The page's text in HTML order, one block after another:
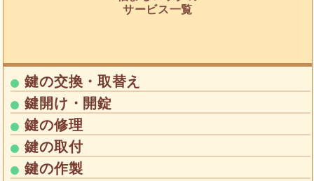
サービス一覧
鍵の交換・取替え
鍵開け・開錠
鍵の修理
鍵の取付
鍵の作製